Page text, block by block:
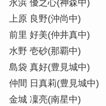
永浜 優之心(神森中)
上原 良野(沖尚中)
前里 好美(仲井真中)
水野 壱砂(那覇中)
島袋 真好(豊見城中)
仲間 日真莉(豊見城中)
金城 凜亮(南星中)